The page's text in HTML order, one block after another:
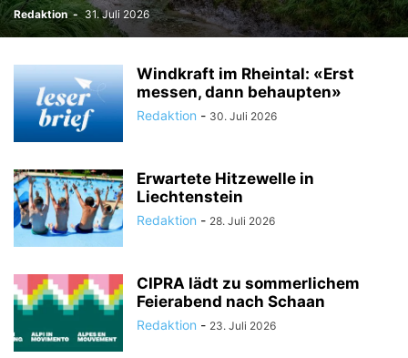
Redaktion - 31. Juli 2026
Windkraft im Rheintal: «Erst
messen, dann behaupten»
Redaktion - 30. Juli 2026
Erwartete Hitzewelle in
Liechtenstein
Redaktion - 28. Juli 2026
CIPRA lädt zu sommerlichem
Feierabend nach Schaan
Redaktion - 23. Juli 2026